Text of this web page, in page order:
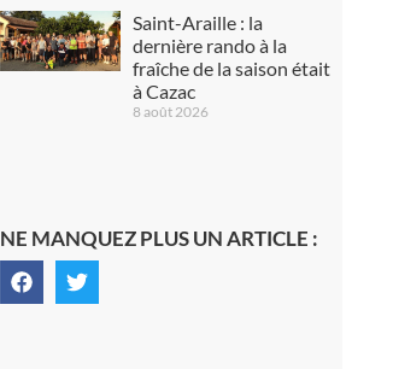
Saint-Araille : la
dernière rando à la
fraîche de la saison était
à Cazac
8 août 2026
NE MANQUEZ PLUS UN ARTICLE :